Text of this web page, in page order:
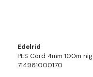
Edelrid
PES Cord 4mm 100m
714961000170